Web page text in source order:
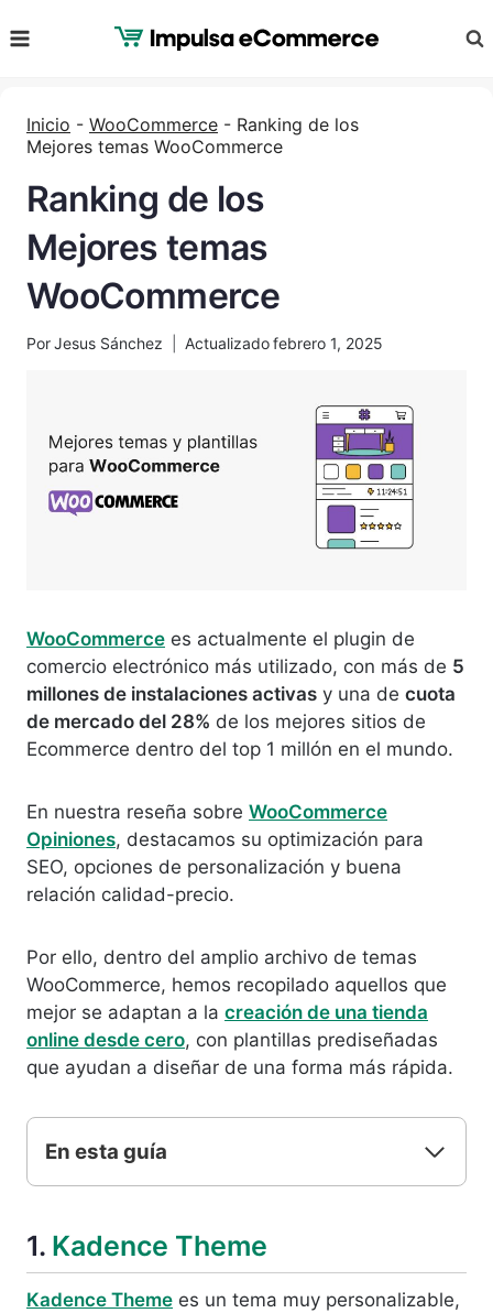
al
Inicio - WooCommerce - Ranking de los
Mejores temas WooCommerce
Ranking de los
Mejores temas
WooCommerce
PorJesus Sánchez Actualizadofebrero 1, 2025
WooCommerce es actualmente el plugin de
comercio electrónico más utilizado, con más de 5
millones de instalaciones activas y una de cuota
de mercado del 28% de los mejores sitios de
Ecommerce dentro del top 1 millón en el mundo.
En nuestra reseña sobre WooCommerce
Opiniones, destacamos su optimización para
SEO, opciones de personalización y buena
relación calidad-precio.
Por ello, dentro del amplio archivo de temas
WooCommerce, hemos recopilado aquellos que
mejor se adaptan a la creación de una tienda
online desde cero, con plantillas prediseñadas
que ayudan a diseñar de una forma más rápida.
En esta guía
1. Kadence Theme
Kadence Theme es un tema muy personalizable,